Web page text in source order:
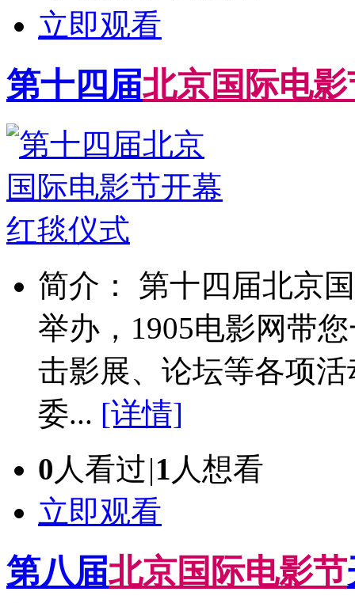
立即观看
第十四届北京国 际电影
简介： 第十四届北京
举办，1905电影网带
击影展、论坛等各项
委... [详情]
0 人看过|1 人想看
立即观看
第八届北京国 际电影节